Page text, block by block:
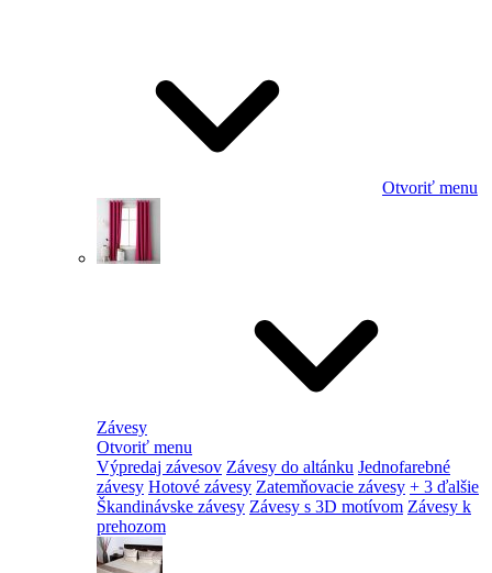
Otvoriť menu
Závesy
Otvoriť menu
Výpredaj závesov Závesy do altánku Jednofarebné
závesy Hotové závesy Zatemňovacie závesy + 3 ďalšie
Škandinávske závesy Závesy s 3D motívom Závesy k
prehozom